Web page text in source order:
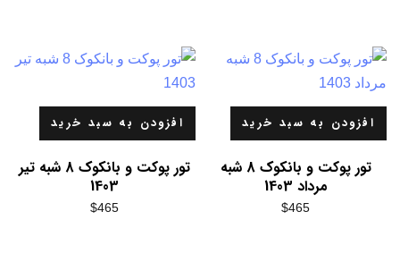
افزودن به سبد خرید
تور پوکت و بانکوک 8 شبه
مرداد 1403
$465
افزودن به سبد خرید
تور پوکت و بانکوک 8 شبه تیر
1403
$465